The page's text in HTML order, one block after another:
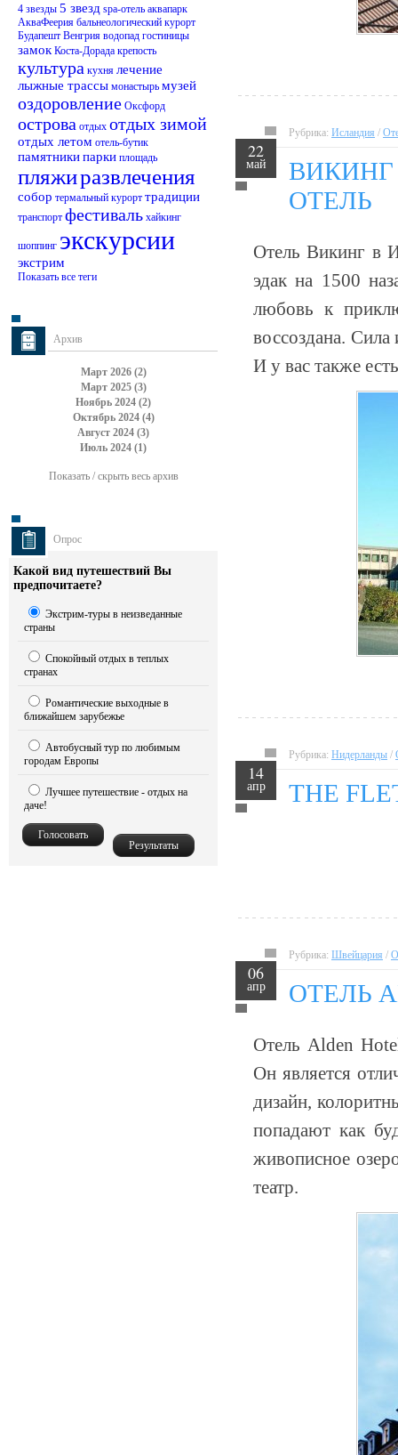
4 звезды 5 звезд spa-отель аквапарк
АкваФеерия бальнеологический курорт
Будапешт Венгрия водопад гостиницы
замок Коста-Дорада крепость
культура кухня лечение
лыжные трассы монастырь музей
оздоровление Оксфорд
острова отдых отдых зимой
отдых летом отель-бутик
памятникипарки площадь
пляжиразвлечения
собор термальный курорт традиции
транспорт фестиваль хайкинг
шоппинг экскурсии
экстрим
Показать все теги
Архив
Март 2026 (2)
Март 2025 (3)
Ноябрь 2024 (2)
Октябрь 2024 (4)
Август 2024 (3)
Июль 2024 (1)
Показать / скрыть весь архив
Опрос
Какой вид путешествий Вы
предпочитаете?
Экстрим-туры в неизведанные
страны
Спокойный отдых в теплых
странах
Романтические выходные в
ближайшем зарубежье
Автобусный тур по любимым
городам Европы
Лучшее путешествие - отдых на
даче!
22
май
Рубрика: Исландия /
ОТЕЛЬ
Отель Викинг в
эдак на 1500
любовь к
воссоздана.
И у вас также
14
апр
Рубрика: Нидерланды /
THE
06
апр
Рубрика: Швейцария /
ОТЕЛЬ
Отель Alden
Он является
дизайн,
попадают как
живописное
театр.